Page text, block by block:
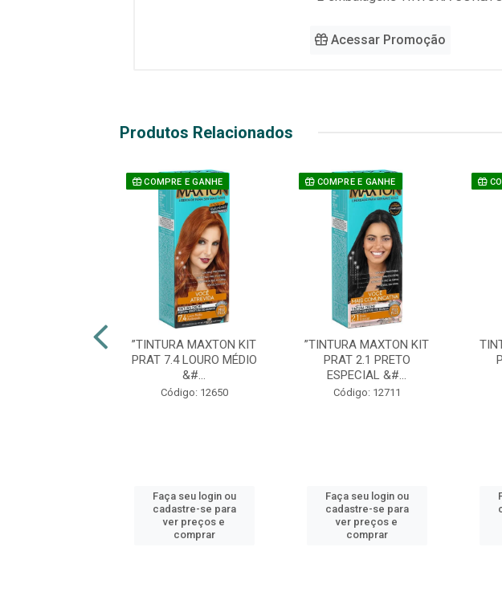
Acessar Promoção
Produtos Relacionados
COMPRE E GANHE
”TINTURA MAXTON KIT
PRAT 7.4 LOURO MÉDIO
&#...
Código: 12650
Faça seu login ou
cadastre-se para
ver preços e
comprar
COMPRE E GANHE
”TINTURA MAXTON KIT
PRAT 2.1 PRETO
ESPECIAL &#...
Código: 12711
Faça seu login ou
cadastre-se para
ver preços e
comprar